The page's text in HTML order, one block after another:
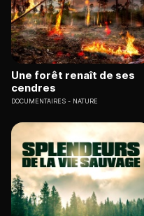
Une forêt renaît de ses
cendres
DOCUMENTAIRES NATURE